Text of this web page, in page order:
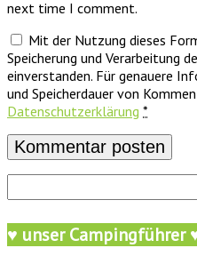
next time I comment.
Mit der Nutzung dieses
Speicherung und Verarbeitung
einverstanden. Für genauere
und Speicherdauer von
Datenschutzerklärung *
♥ unser Campingführer